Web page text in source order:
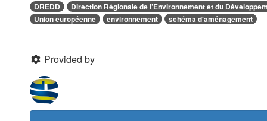
DREDD
Direction Régionale de l’Environnement et du
Union européenne
environnement schéma d'aménagement
Provided by